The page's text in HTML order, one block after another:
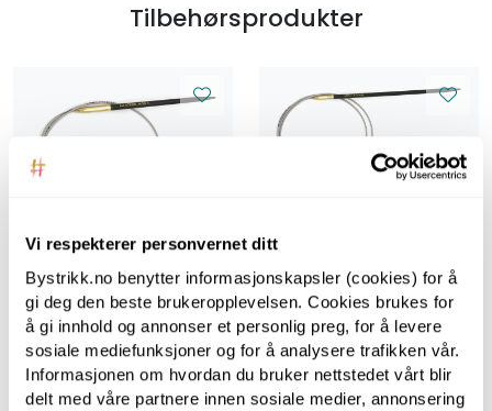
Vi respekterer personvernet ditt
Bystrikk.no benytter informasjonskapsler (cookies) for å
gi deg den beste brukeropplevelsen. Cookies brukes for
å gi innhold og annonser et personlig preg, for å levere
sosiale mediefunksjoner og for å analysere trafikken vår.
Informasjonen om hvordan du bruker nettstedet vårt blir
delt med våre partnere innen sosiale medier, annonsering
Tilbehørsprodukter
LanternMoon
Lantern Moon, 40 cm,
3.50 mm -
Rundpinner i tre
Lantern Moon, 80 cm,
3.50 mm -
Rundpinner i tre